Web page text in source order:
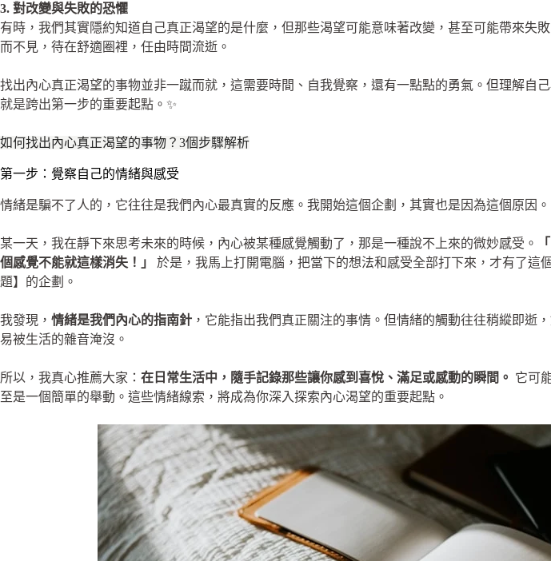
3. 對改變與失敗的恐懼
有時，我們其實隱約知道自己真正渴望的是什麼，但那些渴望可能意味著改變，甚至可能帶來失
而不見，待在舒適圈裡，任由時間流逝。
找出內心真正渴望的事物並非一蹴而就，這需要時間、自我覺察，還有一點點的勇氣。但理解自
就是跨出第一步的重要起點。✨
如何找出內心真正渴望的事物？3個步驟解析
第一步：覺察自己的情緒與感受
情緒是騙不了人的，它往往是我們內心最真實的反應。我開始這個企劃，其實也是因為這個原因。
某一天，我在靜下來思考未來的時候，內心被某種感覺觸動了，那是一種說不上來的微妙感受。
個感覺不能就這樣消失！」
於是，我馬上打開電腦，把當下的想法和感受全部打下來，才有了這
題】的企劃。
我發現， 情緒是我們內心的指南針 ，它能指出我們真正關注的事情。但情緒的觸動往往稍縱即逝
易被生活的雜音淹沒。
所以，我真心推薦大家： 在日常生活中，隨手記錄那些讓你感到喜悅、滿足或感動的瞬間。 它可
至是一個簡單的舉動。這些情緒線索，將成為你深入探索內心渴望的重要起點。